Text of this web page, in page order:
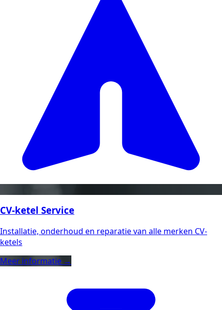
CV-ketel Service
Installatie, onderhoud en reparatie van alle merken CV-
ketels
Meer informatie →